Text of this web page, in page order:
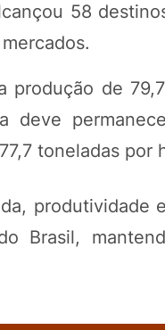
58
de
deve
toneladas por
produtividade
Brasil,